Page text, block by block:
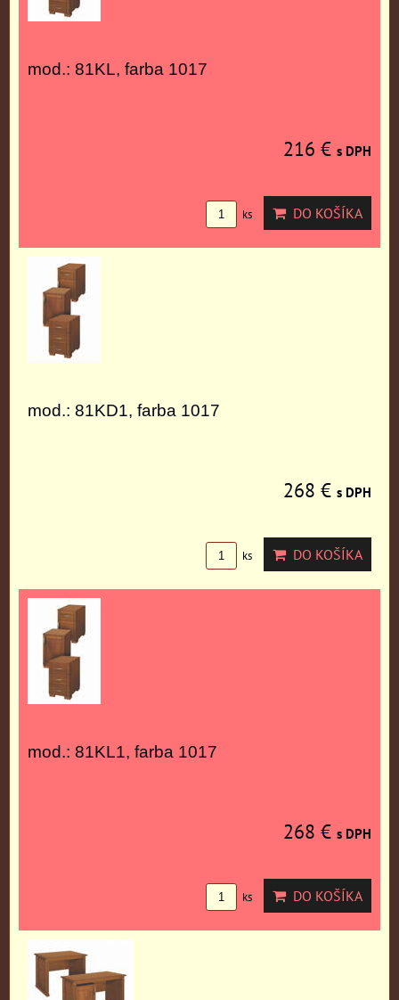
mod.: 81KL, farba 1017
216 € s DPH
ks DO KOŠÍKA
mod.: 81KD1, farba 1017
268 € s DPH
ks DO KOŠÍKA
mod.: 81KL1, farba 1017
268 € s DPH
ks DO KOŠÍKA